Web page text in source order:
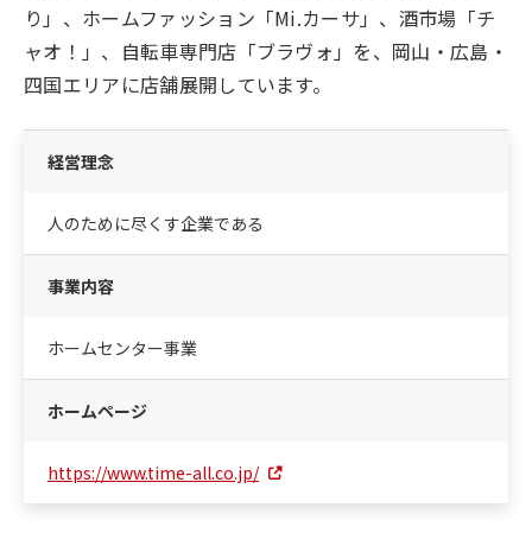
り」、ホームファッション「Mi.カーサ」、酒市場「チ
ャオ！」、自転車専門店「ブラヴォ」を、岡山・広島・
四国エリアに店舗展開しています。
経営理念
人のために尽くす企業である
事業内容
ホームセンター事業
ホームページ
https://www.time-all.co.jp/